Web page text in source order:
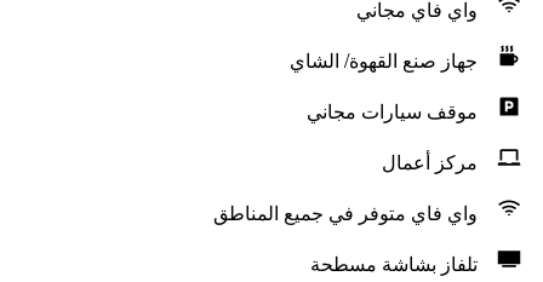
واي فاي مجاني
جهاز صنع القهوة/ الشاي
موقف سيارات مجاني
مركز أعمال
واي فاي متوفر في جميع المناطق
تلفاز بشاشة مسطحة